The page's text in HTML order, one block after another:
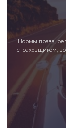
Нормы права,
страховщиком,